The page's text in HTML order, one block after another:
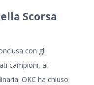
Scorsa
con gli
campioni, al
OKC ha chiuso